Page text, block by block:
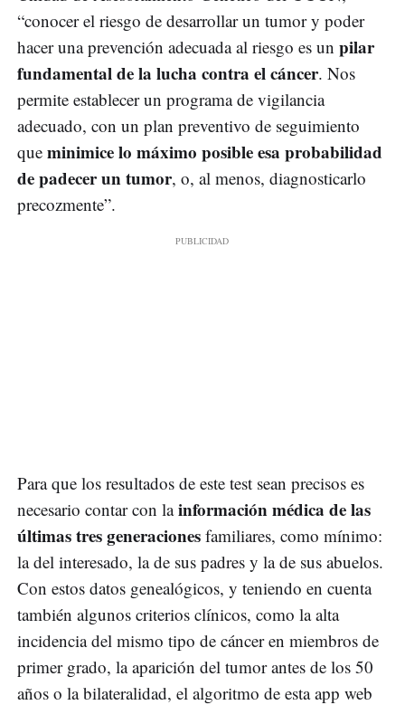
“conocer el riesgo de desarrollar un tumor y poder
hacer una prevención adecuada al riesgo es un pilar
fundamental de la lucha contra el cáncer. Nos
permite establecer un programa de vigilancia
adecuado, con un plan preventivo de seguimiento
que minimice lo máximo posible esa probabilidad
de padecer un tumor, o, al menos, diagnosticarlo
precozmente”.
Para que los resultados de este test sean precisos es
necesario contar con lainformación médica de las
últimas tres generaciones familiares, como mínimo:
la del interesado, la de sus padres y la de sus abuelos.
Con estos datos genealógicos, y teniendo en cuenta
también algunos criterios clínicos, como la alta
incidencia del mismo tipo de cáncer en miembros de
primer grado, la aparición del tumor antes de los 50
años o la bilateralidad, el algoritmo de esta app web